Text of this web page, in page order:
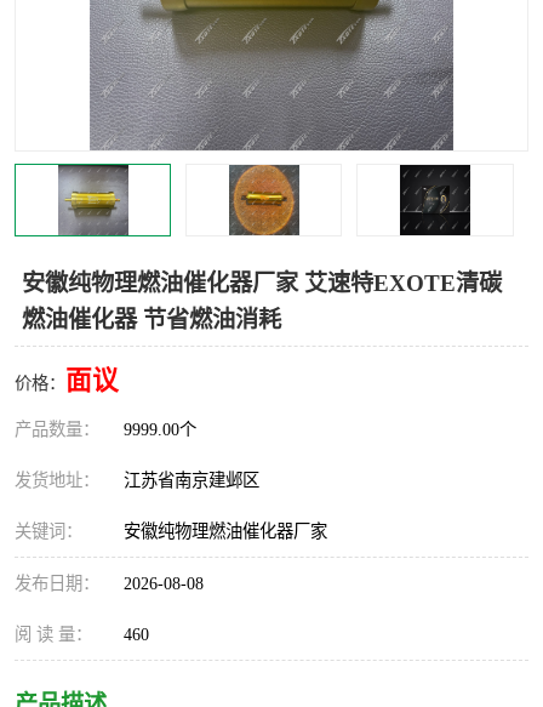
安徽纯物理燃油催化器厂家 艾速特EXOTE清碳
燃油催化器 节省燃油消耗
价格： 面议
产品数量： 9999.00个
发货地址： 江苏省南京建邺区
关键词： 安徽纯物理燃油催化器厂家
发布日期： 2026-08-08
阅 读 量： 460
垢器
工业除垢 清碳燃油催化器